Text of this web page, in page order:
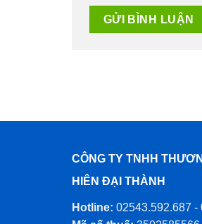
CÔNG TY TNHH
HIÊN ĐẠI THÀNH
Hotline: 02543.592.687 -